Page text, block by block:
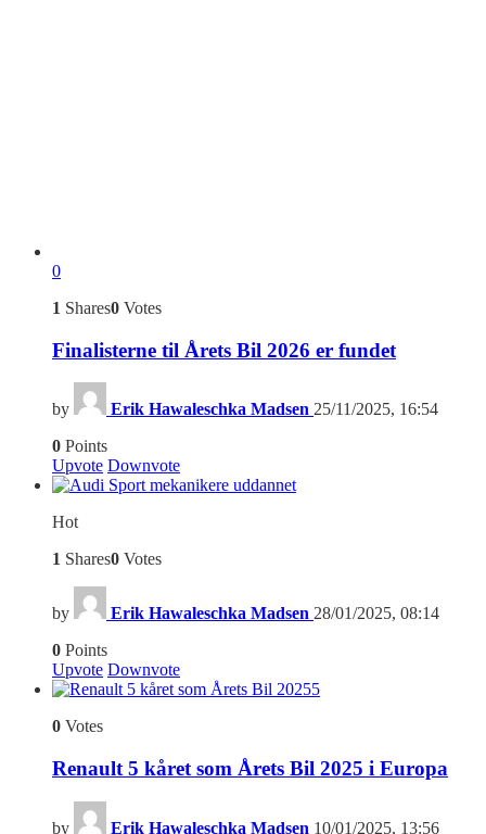
0
1 Shares0 Votes
Finalisterne til Årets Bil 2026 er fundet
by Erik Hawaleschka Madsen 25/11/2025, 16:54
0 Points
Upvote Downvote
Hot
1 Shares0 Votes
by Erik Hawaleschka Madsen 28/01/2025, 08:14
0 Points
Upvote Downvote
5
0 Votes
Renault 5 kåret som Årets Bil 2025 i Europa
by Erik Hawaleschka Madsen 10/01/2025, 13:56